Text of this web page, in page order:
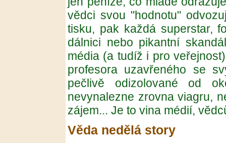
vědci svou "hodnotu"
tisku, pak každá superstar,
dálnici nebo pikantní
média (a tudíž i pro
profesora uzavřeného se
pečlivě odizolované od
nevynalezne zrovna viagru,
zájem... Je to vina médií,
Věda nedělá story